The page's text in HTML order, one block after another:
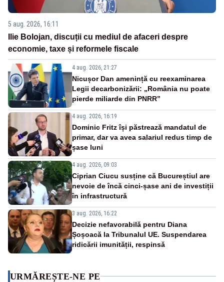
5 aug. 2026, 16:11
Ilie Bolojan, discuții cu mediul de afaceri despre
economie, taxe și reformele fiscale
4 aug. 2026, 21:27
Nicușor Dan amenință cu reexaminarea
Legii decarbonizării: „România nu poate
pierde miliarde din PNRR”
4 aug. 2026, 16:19
Dominic Fritz își păstrează mandatul de
primar, dar va avea salariul redus timp de
șase luni
4 aug. 2026, 09:03
Ciprian Ciucu susține că Bucureștiul are
nevoie de încă cinci-șase ani de investiții
în infrastructură
3 aug. 2026, 16:22
Decizie nefavorabilă pentru Diana
Șoșoacă la Tribunalul UE. Suspendarea
ridicării imunității, respinsă
URMĂREȘTE-NE PE